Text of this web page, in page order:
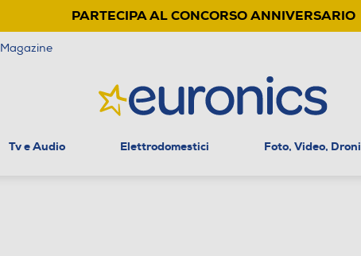
PARTECIPA AL CONCORSO ANNIVERSARIO
Magazine
Tv e Audio Elettrodomestici Foto, Video, Droni